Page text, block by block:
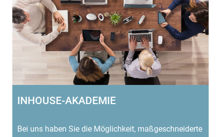
INHOUSE-AKADEMIE
Bei uns haben Sie die Möglichkeit, maßgeschneiderte